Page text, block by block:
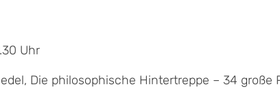
Uhr
Die philosophische Hintertreppe – 34 große